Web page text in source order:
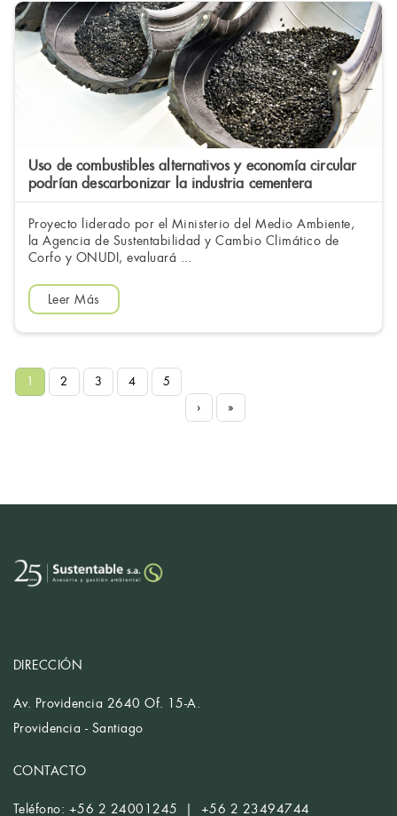
Uso de combustibles alternativos y economía circular
podrían descarbonizar la industria cementera
Proyecto liderado por el Ministerio del Medio Ambiente,
la Agencia de Sustentabilidad y Cambio Climático de
Corfo y ONUDI, evaluará ...
Leer Más
1 2 3 4
5
›
»
DIRECCIÓN
Av. Providencia 2640 Of. 15-A.
Providencia - Santiago
CONTACTO
Teléfono: +56 2 24001245 | +56 2 23494744